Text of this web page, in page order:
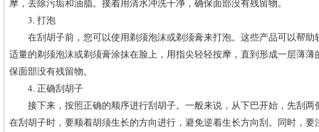
摩，去除污垢和油脂。接着用清水冲洗干净，确保面部没有残留物。
3. 打泡
在刮胡子前，您可以使用剃须泡沫或剃须膏来打泡。这些产品可以帮
适量的剃须泡沫或剃须膏涂抹在脸上，用指尖轻轻按摩，直到形成一层薄
保面部没有残留物。
4. 正确刮胡子
接下来，按照正确的顺序进行刮胡子。一般来说，从下巴开始，先刮
在刮胡子时，要顺着胡须生长的方向进行，避免逆着生长方向刮。同时，